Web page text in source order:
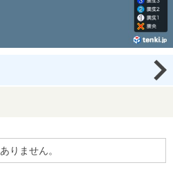
りません。